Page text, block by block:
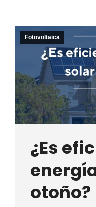
Fotovoltaica
¿Es
otoño?